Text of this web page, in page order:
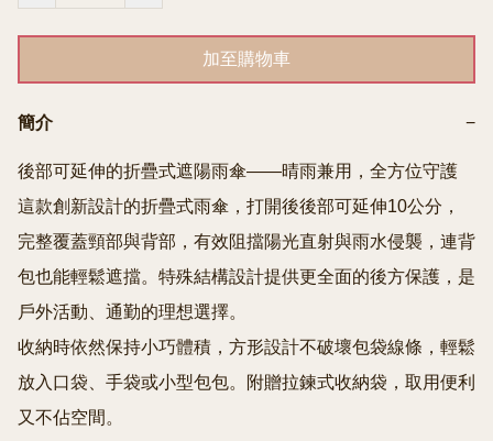
加至購物車
簡介 −
後部可延伸的折疊式遮陽雨傘——晴雨兼用，全方位守護
這款創新設計的折疊式雨傘，打開後後部可延伸10公分，
完整覆蓋頸部與背部，有效阻擋陽光直射與雨水侵襲，連背
包也能輕鬆遮擋。特殊結構設計提供更全面的後方保護，是
戶外活動、通勤的理想選擇。
收納時依然保持小巧體積，方形設計不破壞包袋線條，輕鬆
放入口袋、手袋或小型包包。附贈拉鍊式收納袋，取用便利
又不佔空間。